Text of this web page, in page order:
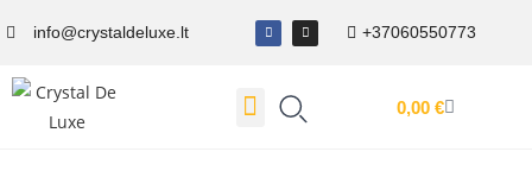
info@crystaldeluxe.lt +37060550773
0,00 €